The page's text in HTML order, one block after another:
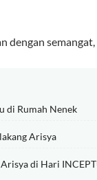
dengan semangat,
di Rumah Nenek
Arisya
di Hari